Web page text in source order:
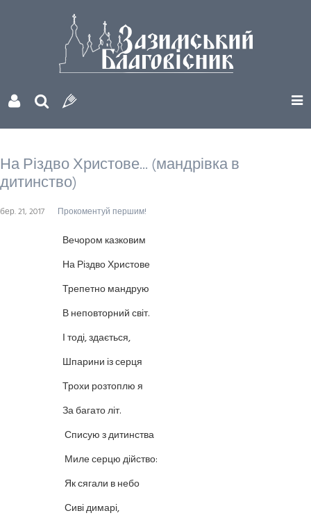
На Різдво Христове... (мандрівка в
дитинство)
бер. 21, 2017 Прокоментуй першим!
Вечором казковим
На Різдво Христове
Трепетно мандрую
В неповторний світ.
І тоді, здається,
Шпарини із серця
Трохи розтоплю я
За багато літ.
Списую з дитинства
Миле серцю дійство:
Як сягали в небо
Сиві димарі,